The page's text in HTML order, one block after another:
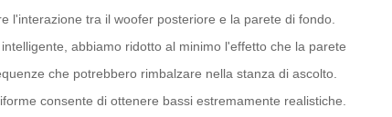
l'interazione tra il woofer posteriore e la parete di fondo.
abbiamo ridotto al minimo l'effetto che la parete
che potrebbero rimbalzare nella stanza di ascolto.
consente di ottenere bassi estremamente realistiche.